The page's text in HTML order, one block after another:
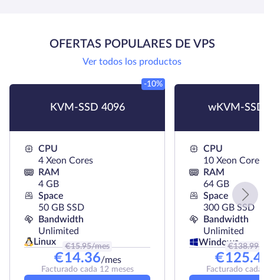
OFERTAS POPULARES DE VPS
Ver todos los productos
KVM-SSD 4096
-10%
CPU
4 Xeon Cores
RAM
4 GB
Space
50 GB SSD
Bandwidth
Unlimited
Linux
€15.95/mes
€14.36/mes
Facturado cada 12 meses
wKVM-
CPU
10 Xeon Cores
RAM
64 GB
Space
300 GB SSD
Bandwidth
Unlimited
Windows
€138.99/
€
Facturado